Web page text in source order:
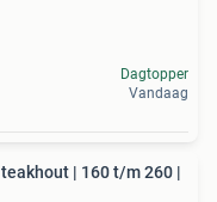
Dagtopper
Vandaag
| 160 t/m 260 |